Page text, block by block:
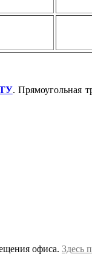
. Прямоугольная
офиса. Здесь